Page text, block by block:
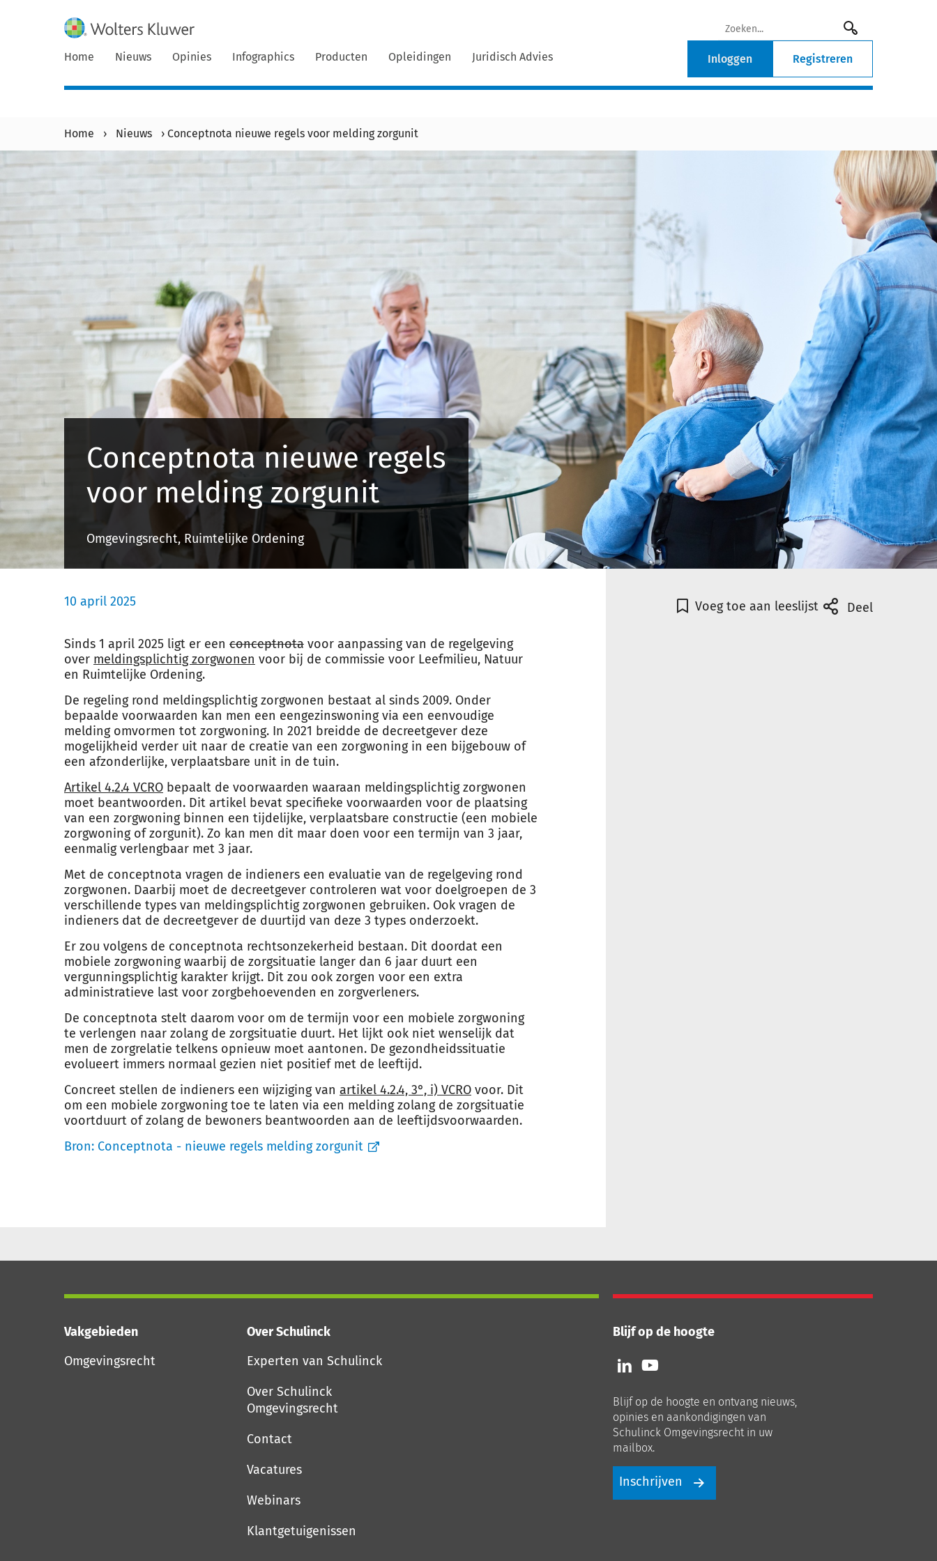
Home Nieuws Opinies Infographics Producten Opleidingen Juridisch Advies Inloggen Registreren
Home › Nieuws › Conceptnota nieuwe regels voor melding zorgunit
Conceptnota nieuwe regels
voor melding zorgunit
Omgevingsrecht, Ruimtelijke Ordening
10 april 2025
Sinds 1 april 2025 ligt er een conceptnota voor aanpassing van de regelgeving
over meldingsplichtig zorgwonen voor bij de commissie voor Leefmilieu, Natuur
en Ruimtelijke Ordening.
De regeling rond meldingsplichtig zorgwonen bestaat al sinds 2009. Onder
bepaalde voorwaarden kan men een eengezinswoning via een eenvoudige
melding omvormen tot zorgwoning. In 2021 breidde de decreetgever deze
mogelijkheid verder uit naar de creatie van een zorgwoning in een bijgebouw of
een afzonderlijke, verplaatsbare unit in de tuin.
Artikel 4.2.4 VCRO bepaalt de voorwaarden waaraan meldingsplichtig zorgwonen
moet beantwoorden. Dit artikel bevat specifieke voorwaarden voor de plaatsing
van een zorgwoning binnen een tijdelijke, verplaatsbare constructie (een mobiele
zorgwoning of zorgunit). Zo kan men dit maar doen voor een termijn van 3 jaar,
eenmalig verlengbaar met 3 jaar.
Met de conceptnota vragen de indieners een evaluatie van de regelgeving rond
zorgwonen. Daarbij moet de decreetgever controleren wat voor doelgroepen de 3
verschillende types van meldingsplichtig zorgwonen gebruiken. Ook vragen de
indieners dat de decreetgever de duurtijd van deze 3 types onderzoekt.
Er zou volgens de conceptnota rechtsonzekerheid bestaan. Dit doordat een
mobiele zorgwoning waarbij de zorgsituatie langer dan 6 jaar duurt een
vergunningsplichtig karakter krijgt. Dit zou ook zorgen voor een extra
administratieve last voor zorgbehoevenden en zorgverleners.
De conceptnota stelt daarom voor om de termijn voor een mobiele zorgwoning
te verlengen naar zolang de zorgsituatie duurt. Het lijkt ook niet wenselijk dat
men de zorgrelatie telkens opnieuw moet aantonen. De gezondheidssituatie
evolueert immers normaal gezien niet positief met de leeftijd.
Concreet stellen de indieners een wijziging van artikel 4.2.4, 3°, i) VCRO voor. Dit
om een mobiele zorgwoning toe te laten via een melding zolang de zorgsituatie
voortduurt of zolang de bewoners beantwoorden aan de leeftijdsvoorwaarden.
Bron: Conceptnota - nieuwe regels melding zorgunit
Voeg toe aan leeslijst Deel
Vakgebieden
Omgevingsrecht
Over Schulinck
Experten van Schulinck
Over Schulinck
Omgevingsrecht
Contact
Vacatures
Webinars
Klantgetuigenissen
Blijf op de hoogte
Volg
ons
LinkedIn
Volg
ons
Youtube
Blijf op de hoogte en ontvang nieuws,
opinies en aankondigingen van
Schulinck Omgevingsrecht in uw
mailbox.
Inschrijven